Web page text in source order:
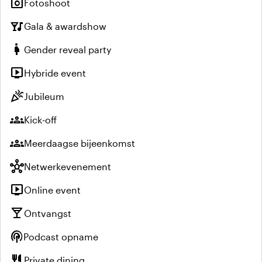
Fotoshoot
nightlifeGala & awardshow
pregnant_woman Gender reveal party
live_tvHybride event
celebrationJubileum
groupsKick-off
groupsMeerdaagse bijeenkomst
hubNetwerkevenement
live_tvOnline event
local_bar Ontvangst
podcastsPodcast opname